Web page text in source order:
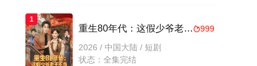
1
999
重生80年代：这假少爷老子不当
2026 / 中国大陆 / 短剧
状态：全集完结